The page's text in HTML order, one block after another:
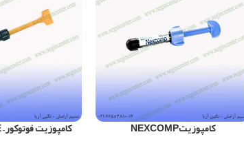
کامپوزیتNEXCOMP
کامپوزیت فوتوکور – PHOTO CORE